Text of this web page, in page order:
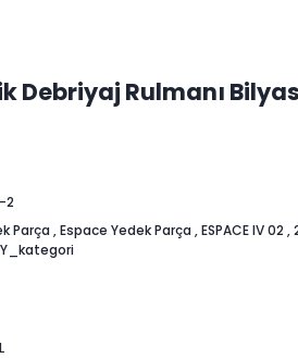
Debriyaj Rulmanı
2
Parça ,Espace Yedek Parça ,ESPACE IV 02 ,